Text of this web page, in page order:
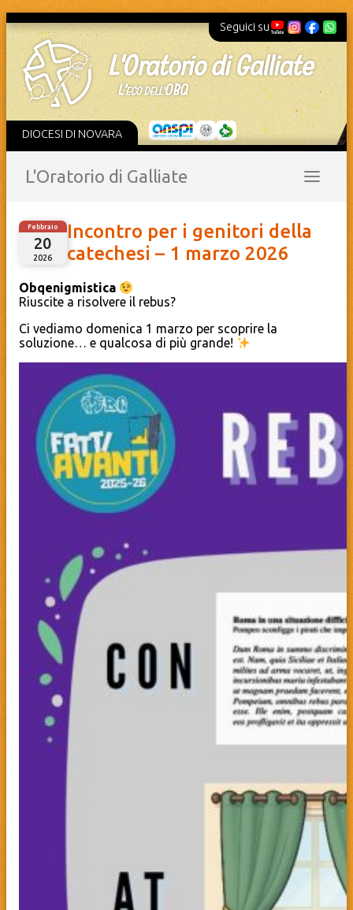
Seguici su
DIOCESI DI NOVARA
L'Oratorio di Galliate
Febbraio
20
2026
Incontro per i genitori della
catechesi – 1 marzo 2026
Obqenigmistica
Riuscite a risolvere il rebus?
Ci vediamo domenica 1 marzo per scoprire la
soluzione… e qualcosa di più grande!